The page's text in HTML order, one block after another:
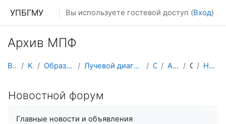
УПБГМУ Вы используете гостевой доступ (Вход)
Архив МПФ
В начало Кафедры Образование 2025-2026 уч.год Лучевой диагностики и лучевой терапии, ядерной мед... О курсе Архив МПФЛД Общее Новостной форум
Новостной форум
Главные новости и объявления